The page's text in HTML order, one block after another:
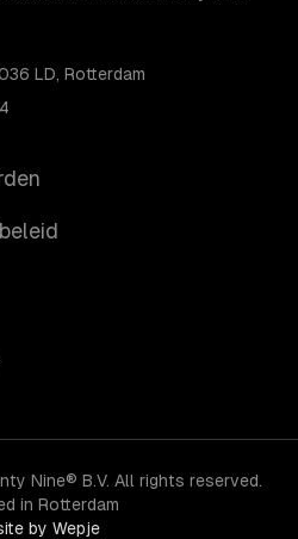
LD, Rotterdam
Nine® B.V. All rights reserved.
in Rotterdam
by Wepje